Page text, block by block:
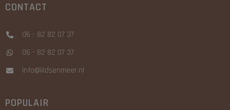
CONTACT
06 - 82 82 07 37
06 - 82 82 07 37
info@kidsenmeer.nl
POPULAIR